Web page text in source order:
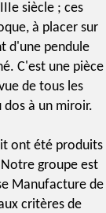
siècle ; ces
à placer sur
d'une pendule
C'est une pièce
de tous les
à un miroir.
ont été produits
groupe est
Manufacture de
critères de